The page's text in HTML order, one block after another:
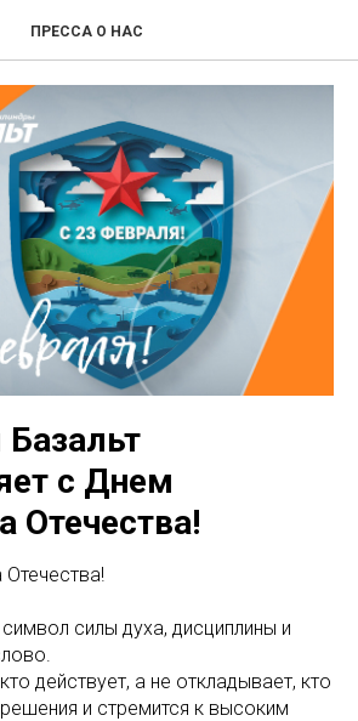
ПРЕССА О НАС
с Днем
Отечества!
силы духа, дисциплины и
действует, а не откладывает, кто
и стремится к высоким